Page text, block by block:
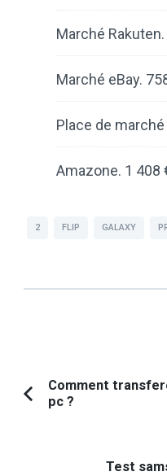
Marché
Marché eBay.
Place de
Amazone. 1 408
2 FLIP GALAXY
Navigation
d'article
Article
Comment
pc ?
Test